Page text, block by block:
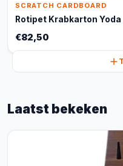
SCRATCH CARDBOARD
Rotipet Krabkarton Yoda
€82,50
Laatst bekeken